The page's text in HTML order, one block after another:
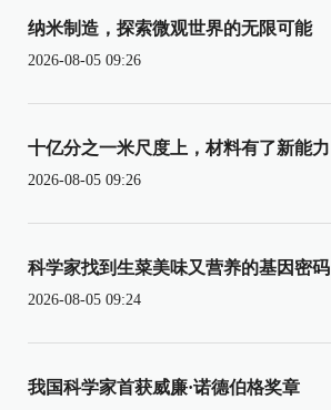
纳米制造，探索微观世界的无限可能
2026-08-05 09:26
十亿分之一米尺度上，材料有了新能力
2026-08-05 09:26
科学家找到生菜美味又营养的基因密码
2026-08-05 09:24
我国科学家首获威廉·诺德伯格奖章